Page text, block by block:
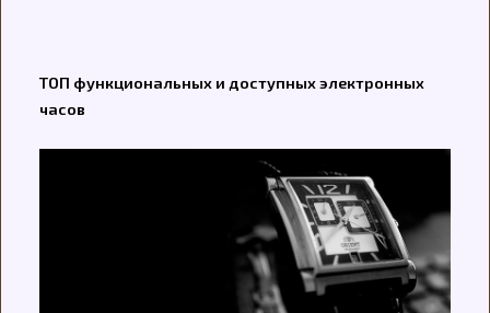
ТОП функциональных и доступных электронных
часов